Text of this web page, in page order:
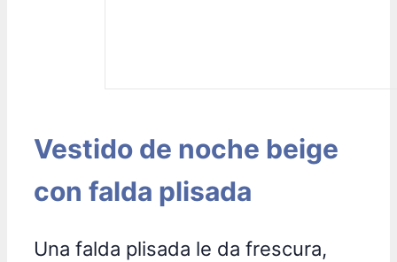
Vestido de noche beige
con falda plisada
Una falda plisada le da frescura,